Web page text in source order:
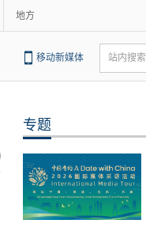
地方
移动新媒体 站内搜索
专题